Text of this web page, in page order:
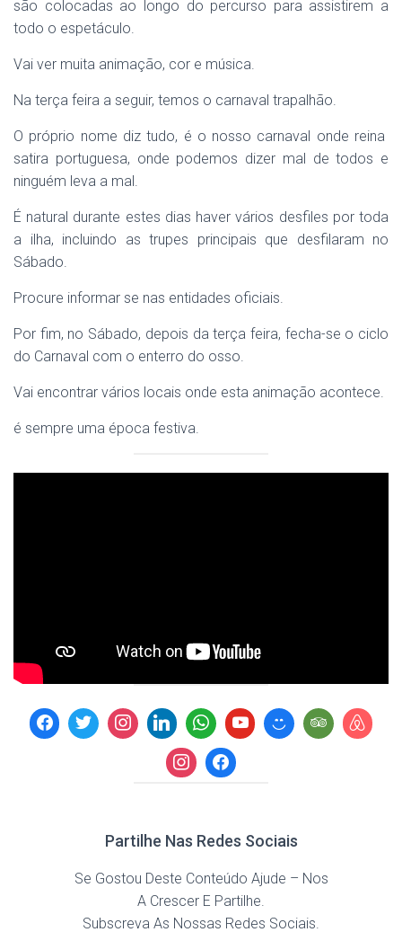
são colocadas ao longo do percurso para assistirem a
todo o espetáculo.
Vai ver muita animação, cor e música.
Na terça feira a seguir, temos o carnaval trapalhão.
O próprio nome diz tudo, é o nosso carnaval onde reina
satira portuguesa, onde podemos dizer mal de todos e
ninguém leva a mal.
É natural durante estes dias haver vários desfiles por toda
a ilha, incluindo as trupes principais que desfilaram no
Sábado.
Procure informar se nas entidades oficiais.
Por fim, no Sábado, depois da terça feira, fecha-se o ciclo
do Carnaval com o enterro do osso.
Vai encontrar vários locais onde esta animação acontece.
é sempre uma época festiva.
Partilhe Nas Redes Sociais
Se Gostou Deste Conteúdo Ajude – Nos
A Crescer E Partilhe.
Subscreva As Nossas Redes Sociais.